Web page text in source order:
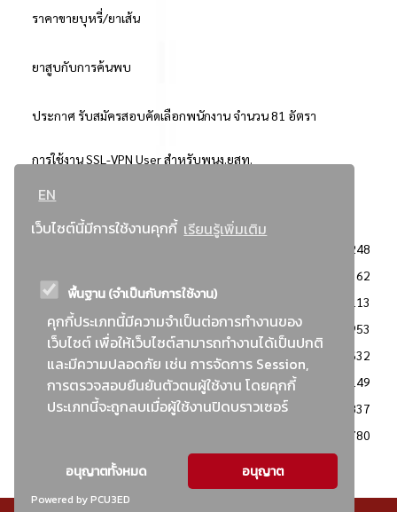
EN
เว็บไซต์นี้มีการใช้งานคุกกี้ เรียนรู้เพิ่มเติม
พื้นฐาน (จำเป็นกับการใช้งาน)
คุกกี้ประเภทนี้มีความจำเป็นต่อการทำงานของ
เว็บไซต์ เพื่อให้เว็บไซต์สามารถทำงานได้เป็นปกติ
และมีความปลอดภัย เช่น การจัดการ Session,
การตรวจสอบยืนยันตัวตนผู้ใช้งาน โดยคุกกี้
ประเภทนี้จะถูกลบเมื่อผู้ใช้งานปิดบราวเซอร์
อนุญาตทั้งหมด อนุญาต
Powered by PCU3ED
ราคาขายบุหรี่/ยาเส้น
ยาสูบกับการค้นพบ
ประกาศ รับสมัครสอบคัดเลือกพนักงาน จำนวน 81 อัตรา
การใช้งาน SSL-VPN User สำหรับพนง.ยสท.
..ยอดนิยม..
3248
2362
: วิธีเฉพาะเจาะจง
2113
ข่าวสาร/ประกาศ
1953
: เอกสารส่งเสริมความโปร่งใสในการจัดซื้อจัดจ้าง
1632
ข่าวสารจัดซื้อจัดจ้าง
1149
: แผนการจัดซื้อจัดจ้าง
837
780